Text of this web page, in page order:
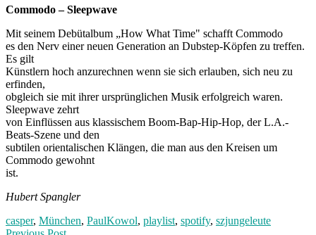
Commodo – Sleepwave
Mit seinem Debütalbum „How What Time" schafft Commodo
es den Nerv einer neuen Generation an Dubstep-Köpfen zu treffen.
Es gilt
Künstlern hoch anzurechnen wenn sie sich erlauben, sich neu zu
erfinden,
obgleich sie mit ihrer ursprünglichen Musik erfolgreich waren.
Sleepwave zehrt
von Einflüssen aus klassischem Boom-Bap-Hip-Hop, der L.A.-
Beats-Szene und den
subtilen orientalischen Klängen, die man aus den Kreisen um
Commodo gewohnt
ist.
Hubert Spangler
casper, München, PaulKowol, playlist, spotify, szjungeleute
Previous